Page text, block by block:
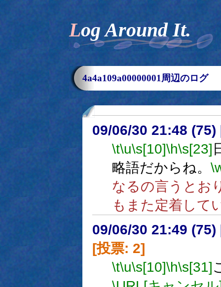
Log Around It.
4a4a109a00000001周辺のログ
09/06/30 21:48 (75)
\t\u\s[10]\h\s[23]
略語だからね。
なるの言うとお
もまた定着して
09/06/30 21:49 (75)
[投票: 2]
\t\u\s[10]\h\s[31]